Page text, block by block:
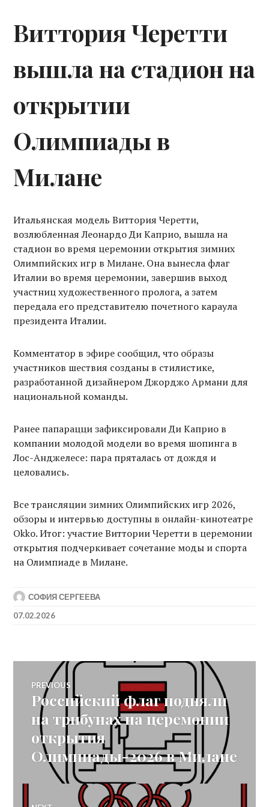
Виттория Черетти
вышла на стадион на
открытии
Олимпиады в
Милане
Итальянская модель Виттория Черетти,
возлюбленная Леонардо Ди Каприо, вышла на
стадион во время церемонии открытия зимних
Олимпийских игр в Милане. Она вынесла флаг
Италии во время церемонии, завершив выход
участниц художественного пролога, а затем
передала его представителю почетного караула
президента Италии.
Комментатор в эфире сообщил, что образы
участников шествия созданы в стилистике,
разработанной дизайнером Джорджо Армани для
национальной команды.
Ранее папарацци зафиксировали Ди Каприо в
компании молодой модели во время шопинга в
Лос-Анджелесе: пара пряталась от дождя и
целовались.
Все трансляции зимних Олимпийских игр 2026,
обзоры и интервью доступны в онлайн-кинотеатре
Okko. Итог: участие Виттории Черетти в церемонии
открытия подчеркивает сочетание моды и спорта
на Олимпиаде в Милане.
СОФИЯ СЕРГЕЕВА
07.02.2026
Post
navigation
PREVIOUS
Previous
post:
Российский флаг подняли
на трибунах на церемонии
открытия
Олимпиады-2026 в Милане